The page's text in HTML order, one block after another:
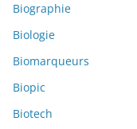
Biographie
Biologie
Biomarqueurs
Biopic
Biotech